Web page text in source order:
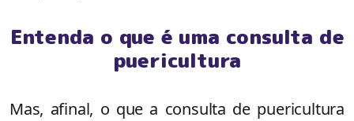
Entenda o que é uma consulta de
puericultura
Mas, afinal, o que a consulta de puericultura